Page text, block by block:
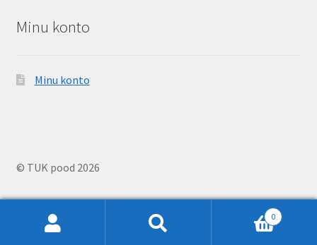
Minu konto
Minu konto
© TUK pood 2026
0